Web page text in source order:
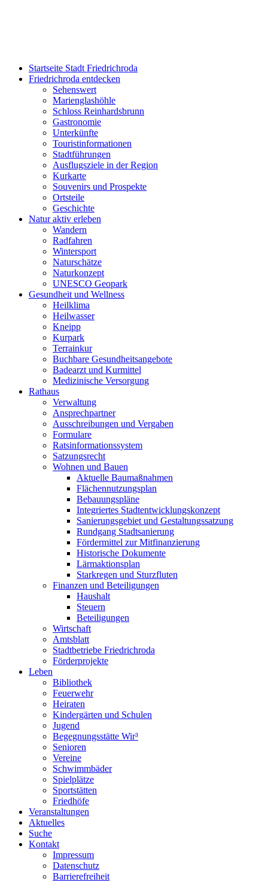
Startseite Stadt Friedrichroda
Friedrichroda entdecken
Sehenswert
Marienglashöhle
Schloss Reinhardsbrunn
Gastronomie
Unterkünfte
Touristinformationen
Stadtführungen
Ausflugsziele in der Region
Kurkarte
Souvenirs und Prospekte
Ortsteile
Geschichte
Natur aktiv erleben
Wandern
Radfahren
Wintersport
Naturschätze
Naturkonzept
UNESCO Geopark
Gesundheit und Wellness
Heilklima
Heilwasser
Kneipp
Kurpark
Terrainkur
Buchbare Gesundheitsangebote
Badearzt und Kurmittel
Medizinische Versorgung
Rathaus
Verwaltung
Ansprechpartner
Ausschreibungen und Vergaben
Formulare
Ratsinformationssystem
Satzungsrecht
Wohnen und Bauen
Aktuelle Baumaßnahmen
Flächennutzungsplan
Bebauungspläne
Integriertes Stadtentwicklungskonzept
Sanierungsgebiet und Gestaltungssatzung
Rundgang Stadtsanierung
Fördermittel zur Mitfinanzierung
Historische Dokumente
Lärmaktionsplan
Starkregen und Sturzfluten
Finanzen und Beteiligungen
Haushalt
Steuern
Beteiligungen
Wirtschaft
Amtsblatt
Stadtbetriebe Friedrichroda
Förderprojekte
Leben
Bibliothek
Feuerwehr
Heiraten
Kindergärten und Schulen
Jugend
Begegnungsstätte Wir³
Senioren
Vereine
Schwimmbäder
Spielplätze
Sportstätten
Friedhöfe
Veranstaltungen
Aktuelles
Suche
Kontakt
Impressum
Datenschutz
Barrierefreiheit